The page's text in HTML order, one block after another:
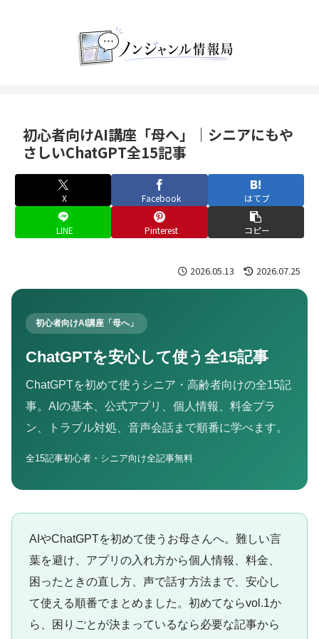
初心者向けAI講座「母へ」｜シニアにもや
さしいChatGPT全15記事
X Facebook はてブ
LINE Pinterest コピー
2026.05.13 2026.07.25
初心者向けAI講座「母へ」
ChatGPTを安心して使う全15記事
ChatGPTを初めて使うシニア・高齢者向けの全15記
事。AIの基本、公式アプリ、個人情報、料金プラ
ン、トラブル対処、音声会話まで順番に学べます。
全15記事初心者・シニア向け全記事無料
AIやChatGPTを初めて使うお母さんへ。難しい言
葉を避け、アプリの入れ方から個人情報、料金、
困ったときの直し方、声で話す方法まで、安心し
て使える順番でまとめました。初めてならvol.1か
ら、困りごとが決まっているなら必要な記事から